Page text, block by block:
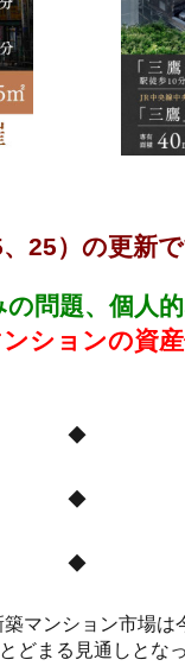
25）の更新で
問題、個人
ションの資
◆
◆
◆
マンション市場
どまる見通しとなっ